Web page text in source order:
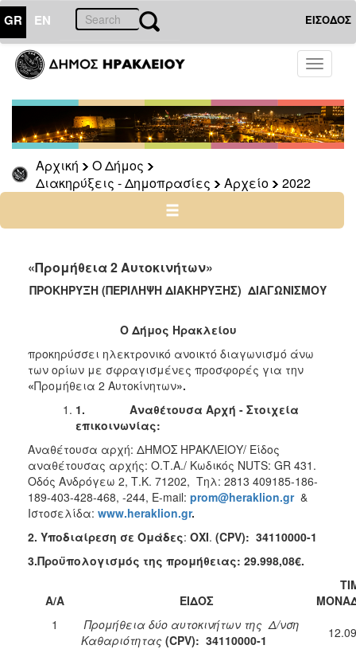
GR EN ΕΙΣΟΔΟΣ
Toggle
Αρχική
Ο Δήμος
Διακηρύξεις - Δημοπρασίες
Αρχείο 2022
ΔΗΜΟΣ
Διακηρύξεις
Δημοπρασίες
Αρχείο
2026
2024
2022
2019
2018
2016
2015
2013
ΤΟΠΟΣ
ΠΟΛΙΤΙΣΜΟΣ
«Προμήθεια 2 Αυτοκινήτων»
ΠΡΟΚΗΡΥΞΗ (ΠΕΡΙΛΗΨΗ ΔΙΑΚΗΡΥΞΗΣ) ΔΙΑΓΩΝΙΣΜΟΥ
Ο Δήμος Ηρακλείου
προκηρύσσει ηλεκτρονικό ανοικτό διαγωνισμό άνω
των ορίων με σφραγισμένες προσφορές για την
«Προμήθεια 2 Αυτοκίνητων».
1. Αναθέτουσα Αρχή - Στοιχεία
επικοινωνίας:
Αναθέτουσα αρχή: ΔΗΜΟΣ ΗΡΑΚΛΕΙΟΥ/ Είδος
αναθέτουσας αρχής: Ο.Τ.Α./ Κωδικός NUTS: GR 431.
Οδός Ανδρόγεω 2, Τ.Κ. 71202, Τηλ: 2813 409185-186-
189-403-428-468, -244, E-mail: prom@heraklion.gr&
Ιστοσελίδα: www.heraklion.gr.
2. Υποδιαίρεση σε Ομάδες: ΟΧΙ. (CPV): 34110000-1
3.Προϋπολογισμός της προμήθειας: 29.998,08€.
Α/Α ΕΙΔΟΣ
1
Προμήθεια δύο αυτοκινήτων της Δ/νση
Καθαριότητας (CPV): 34110000-1